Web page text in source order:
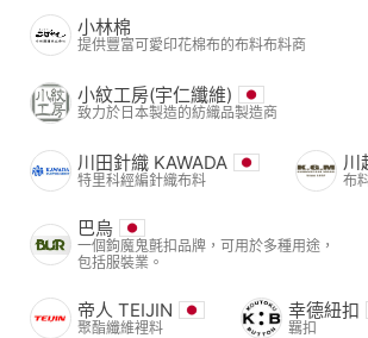
小林棉
提供豐富可愛印花棉布的布料布料商
小紋工房(宇仁纖維)
致力於日本製造的紡織品製造商
川田針織 KAWADA
特里科經編針織布料
川
布
巴烏
一個鉤魔鬼氈扣品牌，可用於多種用途，
包括服裝業。
帝人 TEIJIN
聚酯纖維裡料
幸德紐扣
羈扣